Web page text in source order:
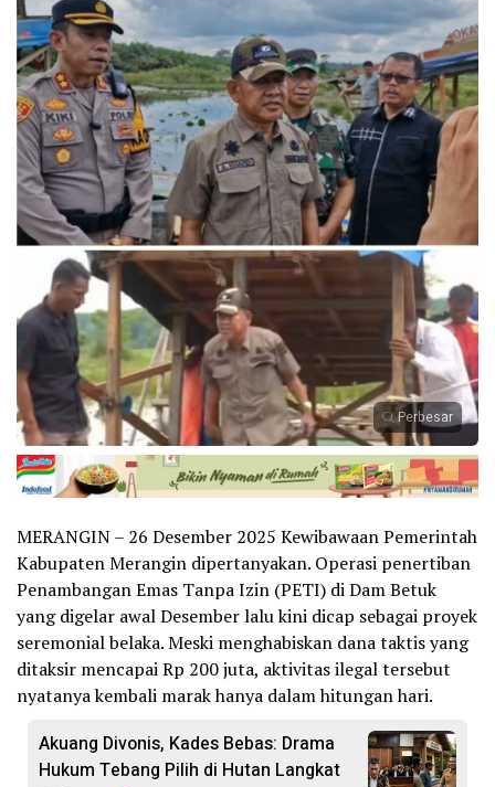
Perbesar
MERANGIN – 26 Desember 2025 Kewibawaan Pemerintah
Kabupaten Merangin dipertanyakan. Operasi penertiban
Penambangan Emas Tanpa Izin (PETI) di Dam Betuk
yang digelar awal Desember lalu kini dicap sebagai proyek
seremonial belaka. Meski menghabiskan dana taktis yang
ditaksir mencapai Rp 200 juta, aktivitas ilegal tersebut
nyatanya kembali marak hanya dalam hitungan hari.
Akuang Divonis, Kades Bebas: Drama
Hukum Tebang Pilih di Hutan Langkat